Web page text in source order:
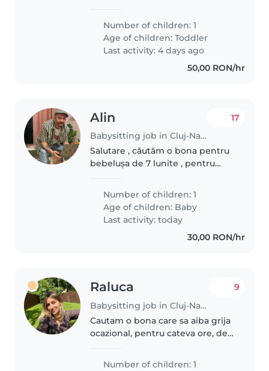
he stays home. I am pregnant
and I would need some help
with..
Number of children: 1
Age of children:Toddler
Last activity: 4 days ago
50,00 RON/hr
Alin
Babysitting job in Cluj-Napoca
17
Salutare , căutăm o bona pentru
bebelușa de 7 lunite , pentru
Number of children: 1
Age of children: Baby
Last activity: today
30,00 RON/hr
Raluca
Babysitting job in Cluj-Napoca
9
Cautam o bona care sa aiba grija
ocazional, pentru cateva ore, de
Number of children: 1